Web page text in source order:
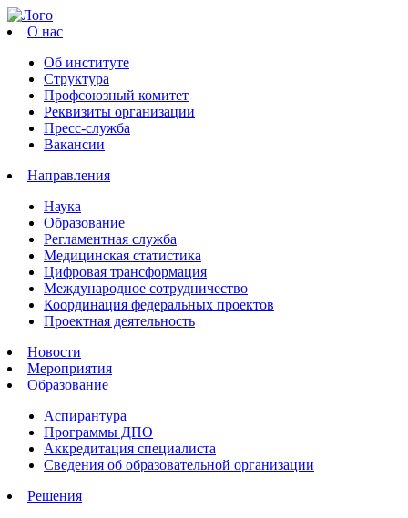
О нас
Об институте
Структура
Профсоюзный комитет
Реквизиты организации
Пресс-служба
Вакансии
Направления
Наука
Образование
Регламентная служба
Медицинская статистика
Цифровая трансформация
Международное сотрудничество
Координация федеральных проектов
Проектная деятельность
Новости
Мероприятия
Образование
Аспирантура
Программы ДПО
Аккредитация специалиста
Сведения об образовательной организации
Решения